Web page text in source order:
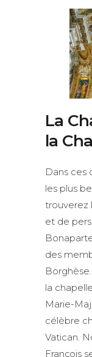
La
la
Dans ces
les plus
trouverez
et de
des
la
Marie-
célèbre
Vatican.
François